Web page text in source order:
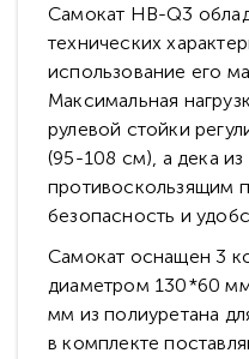
Самокат HB-Q3
технических
использование его
Максимальная
рулевой стойки
(95-108 см), а дека
противоскользящим
безопасность и
Самокат оснащен 3
диаметром 130*60
мм из полиуретана
в комплекте